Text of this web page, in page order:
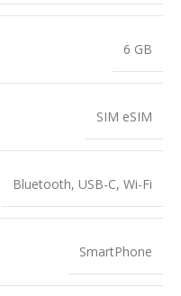
6 GB
SIM eSIM
Bluetooth, USB-C, Wi-Fi
SmartPhone